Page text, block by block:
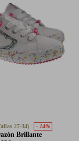
27-34) - 14%
Brillante